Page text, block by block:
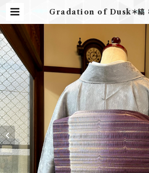
Gradation of Dusk＊縞
バー 洒落袋帯 B554 |
nto